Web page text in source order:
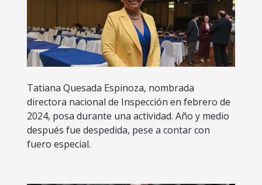
Tatiana Quesada Espinoza, nombrada
directora nacional de Inspección en febrero de
2024, posa durante una actividad. Año y medio
después fue despedida, pese a contar con
fuero especial.